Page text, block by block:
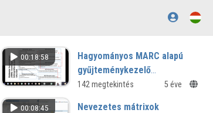
00:18:58
Hagyományos MARC alapú
gyűjteménykezelő
rendszerek szemantikus
142 megtekintés 5 éve
00:08:45 Nevezetes mátrixok